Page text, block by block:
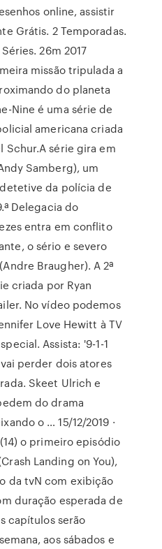
online, assistir
Grátis. 2 Temporadas.
26m 2017
missão tripulada a
do planeta
Nine é uma série de
americana criada
Schur.A série gira em
Samberg), um
da polícia de
Delegacia do
entra em conflito
o sério e severo
Braugher). A 2ª
criada por Ryan
No vídeo podemos
Love Hewitt à TV
Assista: '9-1-1
perder dois atores
Skeet Ulrich e
do drama
o … 15/12/2019 ·
o primeiro episódio
Landing on You),
da tvN com exibição
duração esperada de
capítulos serão
aos sábados e